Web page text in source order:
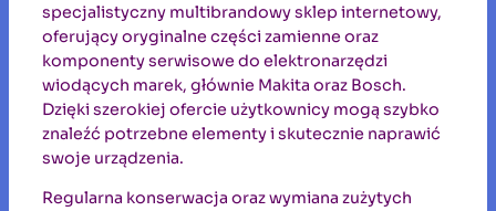
specjalistyczny multibrandowy sklep internetowy,
oferujący oryginalne części zamienne oraz
komponenty serwisowe do elektronarzędzi
wiodących marek, głównie Makita oraz Bosch.
Dzięki szerokiej ofercie użytkownicy mogą szybko
znaleźć potrzebne elementy i skutecznie naprawić
swoje urządzenia.
Regularna konserwacja oraz wymiana zużytych